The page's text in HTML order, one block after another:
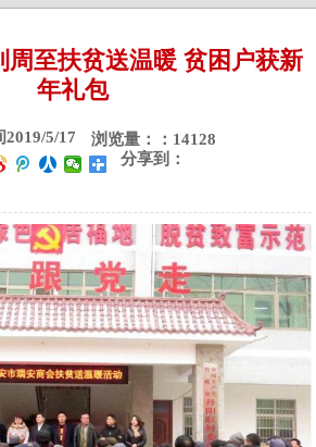
周至扶贫送温暖 贫困户获新
年礼包
2019/5/17
浏览量：：14128
分享到：